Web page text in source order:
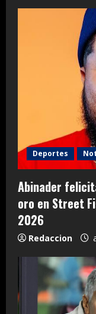
Deportes
Abinader
oro en Street
2026
Redaccion